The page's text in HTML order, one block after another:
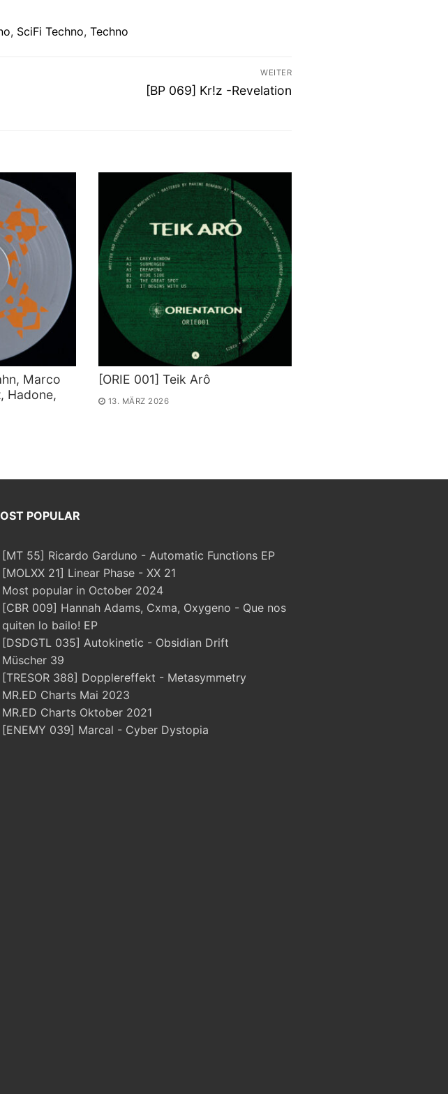
, SciFi Techno, Techno
WEITER
Nächster
[BP 069] Kr!z -Revelation
Marco
Hadone,
[ORIE 001] Teik Arô
13. MÄRZ 2026
POPULAR
[MT 55] Ricardo Garduno - Automatic Functions EP
[MOLXX 21] Linear Phase - XX 21
Most popular in October 2024
[CBR 009] Hannah Adams, Cxma, Oxygeno - Que nos
quiten lo bailo! EP
[DSDGTL 035] Autokinetic - Obsidian Drift
Müscher 39
[TRESOR 388] Dopplereffekt - Metasymmetry
MR.ED Charts Mai 2023
MR.ED Charts Oktober 2021
[ENEMY 039] Marcal - Cyber Dystopia